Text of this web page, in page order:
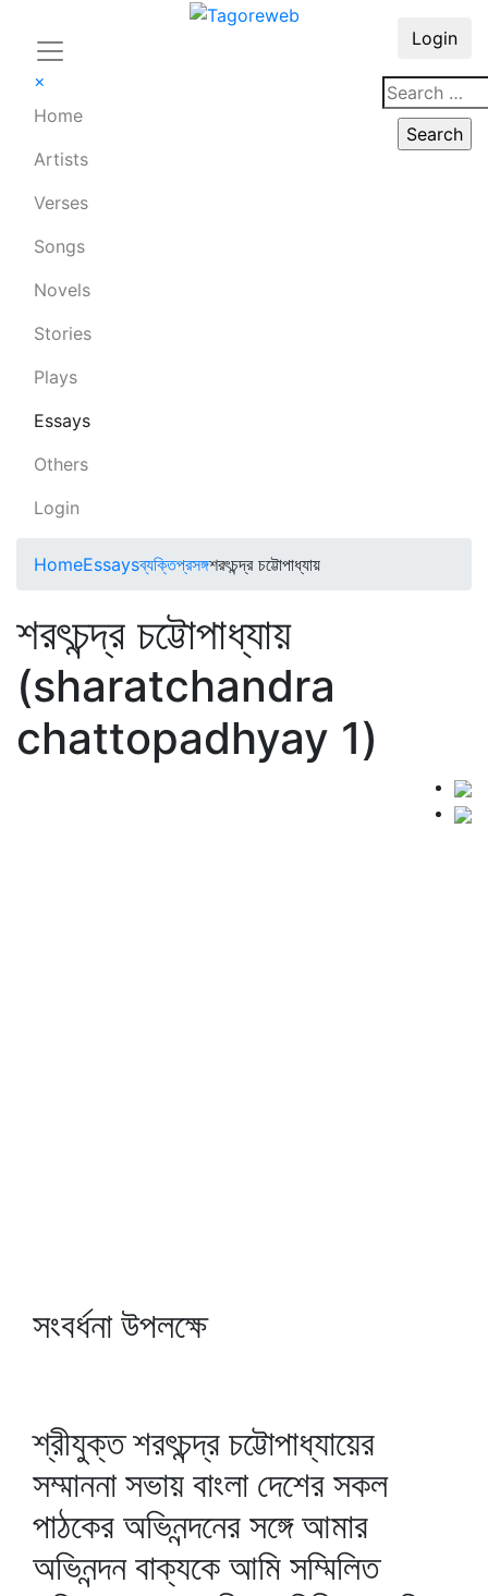
×
Home
Artists
Verses
Songs
Novels
Stories
Plays
Essays
Others
Login
Login
HomeEssaysব্যক্তিপ্রসঙ্গশরৎচন্দ্র চট্টোপাধ্যায়
শরৎচন্দ্র চট্টোপাধ্যায়
(sharatchandra
chattopadhyay 1)
সংবর্ধনা উপলক্ষে
শ্রীযুক্ত শরৎচন্দ্র চট্টোপাধ্যায়ের
সম্মাননা সভায় বাংলা দেশের সকল
পাঠকের অভিনন্দনের সঙ্গে আমার
অভিনন্দন বাক্যকে আমি সম্মিলিত